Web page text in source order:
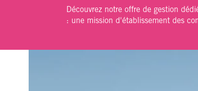
Découvrez notre offre de gestion
: une mission d'établissement des